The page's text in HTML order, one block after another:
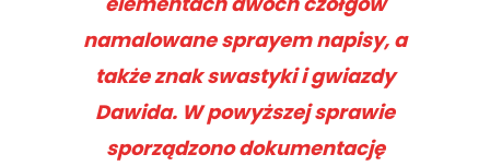
namalowane sprayem napisy, a
także znak swastyki i gwiazdy
Dawida. W powyższej sprawie
sporządzono dokumentację